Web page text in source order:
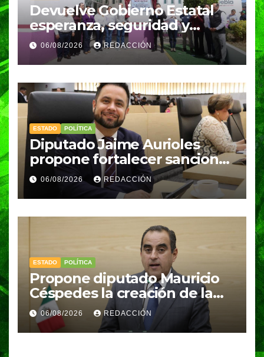
Devuelve Gobierno Estatal
esperanza, seguridad y
bienestar a mujeres de la
periferia urbana
06/08/2026 REDACCIÓN
ESTADO POLÍTICA
Diputado Jaime Aurioles
propone fortalecer sanciones
por abandono u omisión de
cuidados de personas en
situación de vulnerabilidad
06/08/2026 REDACCIÓN
ESTADO POLÍTICA
Propone diputado Mauricio
Céspedes la creación de la
Secretaría Ejecutiva del
Sistema Municipal de
Protección Integral de los
06/08/2026 REDACCIÓN